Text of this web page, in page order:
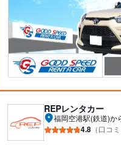
REPレンタカー
福岡空港駅(鉄道)か
4.8 （口コ